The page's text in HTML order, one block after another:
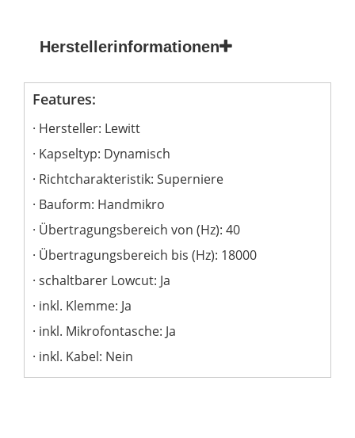
Herstellerinformationen
Features:
Hersteller: Lewitt
Kapseltyp: Dynamisch
Richtcharakteristik: Superniere
Bauform: Handmikro
Übertragungsbereich von (Hz): 40
Übertragungsbereich bis (Hz): 18000
schaltbarer Lowcut: Ja
inkl. Klemme: Ja
inkl. Mikrofontasche: Ja
inkl. Kabel: Nein